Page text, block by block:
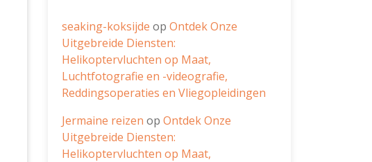
seaking-koksijde op Ontdek Onze
Uitgebreide Diensten:
Helikoptervluchten op Maat,
Luchtfotografie en -videografie,
Reddingsoperaties en Vliegopleidingen
Jermaine reizen op Ontdek Onze
Uitgebreide Diensten:
Helikoptervluchten op Maat,